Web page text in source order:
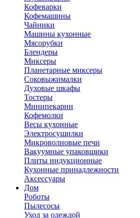
Кофеварки
Кофемашины
Чайники
Машины кухонные
Мясорубки
Блендеры
Миксеры
Планетарные миксеры
Соковыжималки
Духовые шкафы
Тостеры
Минипекарни
Кофемолки
Весы кухонные
Электросушилки
Микроволновые печи
Вакуумные упаковщики
Плиты индукционные
Кухонные принадлежности
Аксессуары
Дом
Роботы
Пылесосы
Уход за одеждой